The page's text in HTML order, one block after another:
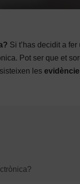
Si t’has decidit a
Pot ser que et
les